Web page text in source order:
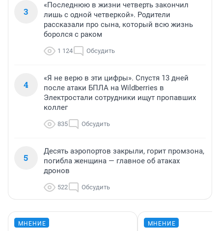
3
«Последнюю в жизни четверть закончил
лишь с одной четверкой». Родители
рассказали про сына, который всю жизнь
боролся с раком
1 124 Обсудить
4
«Я не верю в эти цифры». Спустя 13 дней
после атаки БПЛА на Wildberries в
Электростали сотрудники ищут пропавших
коллег
835 Обсудить
5
Десять аэропортов закрыли, горит промзона,
погибла женщина — главное об атаках
дронов
522 Обсудить
МНЕНИЕ МНЕНИЕ